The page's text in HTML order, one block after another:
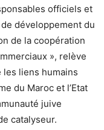
officiels et
de développement du
de la coopération
», relève
les liens humains
du Maroc et l’Etat
juive
catalyseur.